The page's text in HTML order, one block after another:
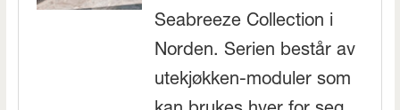
Seabreeze Collection i
Norden. Serien består av
utekjøkken-moduler som